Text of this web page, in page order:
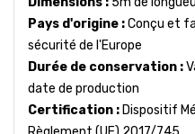
Pays d'origine :Conçu et
sécurité de l'Europe
Durée de conservation :
date de production
Certification : Dispositif